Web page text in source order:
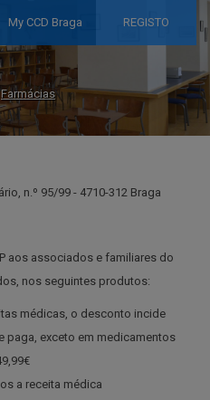
My CCD Braga REGISTO
Farmácias
n.º 95/99 - 4710-312 Braga
aos associados e familiares do
nos seguintes produtos:
médicas, o desconto incide
paga, exceto em medicamentos
a receita médica